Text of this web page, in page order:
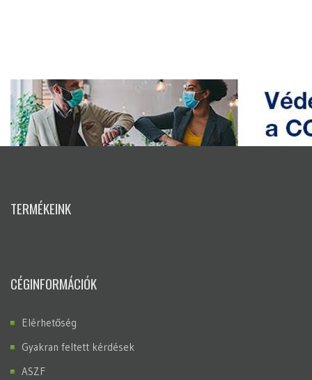
TERMÉKEINK
CÉGINFORMÁCIÓK
Elérhetőség
Gyakran feltett kérdések
ASZF